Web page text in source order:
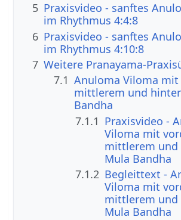
5 Praxisvideo - sanftes
im Rhythmus 4:4:8
6 Praxisvideo - sanftes
im Rhythmus 4:10:8
7 Weitere Pranayama-
7.1 Anuloma Viloma
mittlerem und
Bandha
7.1.1 Praxisvideo -
Viloma mit
mittlerem und
Mula Bandha
7.1.2 Begleittext -
Viloma mit
mittlerem und
Mula Bandha